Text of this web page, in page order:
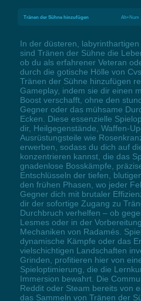
Tränen der Sühne hinzufügen Alt+Num
In der düsteren,
sind Tränen der Sühne die
ob du als erfahrener Veteran
durch die gotische Hölle von
Tränen der Sühne hinzufügen
Gameplay, indem sie dir einen
Boost verschafft, ohne den
Gegner oder das mühsame
Ecken. Diese essenzielle
dir, Heilgegenstände, Waffen-
Ausrüstungsteile wie
erwerben, sodass du dich auf
konzentrieren kannst, die das
gnadenlose Bosskämpfe,
Entschlüsseln der tiefen,
den frühen Phasen, wo jeder
Gegner dich mit brutaler
dir der sofortige Zugang zu
Durchbruch verhelfen – ob
Lesmes oder in der
Mechaniken von Radamés.
dynamische Kämpfe oder das
vielschichtigen Landschaften
Grinden, profitieren hier von
Spieloptimierung, die die
Immersion bewahrt. Die
Reddit oder Steam bereits von
das Sammeln von Tränen der